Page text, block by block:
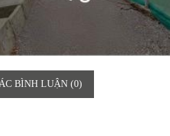
BÌNH LUẬN (0)